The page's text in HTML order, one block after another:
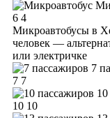
6 4
Микроавтобусы в
человек —
или электричке
7
7 7
10 10